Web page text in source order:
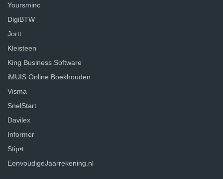
Yoursminc
DigiBTW
Jortt
Kleisteen
King Business Software
iMUIS Online Boekhouden
Visma
SnelStart
Davilex
Informer
Stip•t
EenvoudigeJaarrekening.nl